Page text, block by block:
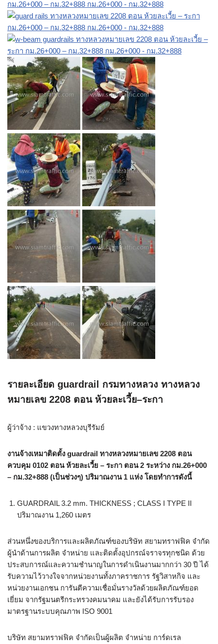
รายละเอียด guardrail กรมทางหลวง ทางหลวง
หมายเลข 2208 ตอน ห้วยละเวี้ย–ระกา
ผู้ว่าจ้าง : แขวงทางหลวงบุรีรัมย์
งานจ้างเหมาติดตั้ง guardrail ทางหลวงหมายเลข 2208 ตอน
ควบคุม 0102 ตอน ห้วยละเวี้ย – ระกา ตอน 2 ระหว่าง กม.26+000
– กม.32+888 (เป็นช่วงๆ) ปริมาณงาน 1 แห่ง โดยทำการดังนี้
GUARDRAIL 3.2 mm. THICKNESS ; CLASS I TYPE II
ปริมาณงาน 1,260 เมตร
ส่วนหนึ่งของบริการและผลิตภัณฑ์ของบริษัท สยามทราฟฟิค จำกัด
ผู้นำด้านการผลิต จำหน่าย และติดตั้งอุปกรณ์จราจรทุกชนิด ด้วย
ประสบการณ์และความชำนาญในการดำเนินงานมากกว่า 30 ปี ได้
รับความไว้วางใจจากหน่วยงานทั้งภาคราชการ รัฐวิสาหกิจ และ
หน่วยงานเอกชน การันตีความเชื่อมั่นรางวัลด้วยผลิตภัณฑ์ยอด
เยี่ยม จากรัฐมนตรีกระทรวงคมนาคม และยังได้รับการรับรอง
มาตรฐานระบบคุณภาพ ISO 9001
บริษัท สยามทราฟฟิค จำกัดเป็นผู้ผลิต จำหน่าย การ์ดเรล